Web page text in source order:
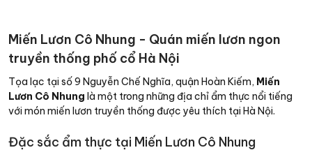
Miến Lươn Cô Nhung - Quán miến lươn ngon
truyền thống phố cổ Hà Nội
Tọa lạc tại số 9 Nguyễn Chế Nghĩa, quận Hoàn Kiếm, Miến
Lươn Cô Nhung là một trong những địa chỉ ẩm thực nổi tiếng
với món miến lươn truyền thống được yêu thích tại Hà Nội.
Đặc sắc ẩm thực tại Miến Lươn Cô Nhung